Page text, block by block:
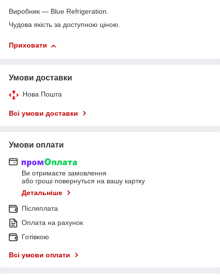
Виробник — Blue Refrigeration.
Чудова якість за доступною ціною.
Приховати
Умови доставки
Нова Пошта
Всі умови доставки
Умови оплати
Ви отримаєте замовлення
або гроші повернуться на вашу картку
Детальніше
Післяплата
Оплата на рахунок
Готівкою
Всі умови оплати